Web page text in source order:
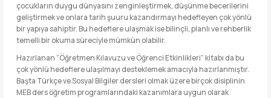
çocukların duygu dünyasını zenginleştirmek, düşünme becerilerini
geliştirmek ve onlara tarih şuuru kazandırmayı hedefleyen çok yönlü
bir yapıya sahiptir. Bu hedeflere ulaşmak ise bilinçli, planlı ve rehberlik
temelli bir okuma süreciyle mümkün olabilir.
Hazırlanan “Öğretmen Kılavuzu ve Öğrenci Etkinlikleri” kitabı da bu
çok yönlü hedeflere ulaşılmayı desteklemek amacıyla hazırlanmıştır.
Başta Türkçe ve Sosyal Bilgiler dersleri olmak üzere birçok disiplinin
MEB ders öğretim programlarındaki kazanımlara uygun olarak